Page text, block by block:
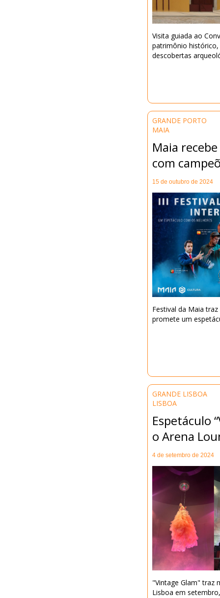
Visita guiada ao
patrimônio
descobertas
GRANDE PORTO
MAIA
Maia
com
15 de outubro de 2024
Festival da Maia
promete um
GRANDE LISBOA
LISBOA
Espetáculo
o Arena
4 de setembro de 2024
"Vintage Glam" traz
Lisboa em